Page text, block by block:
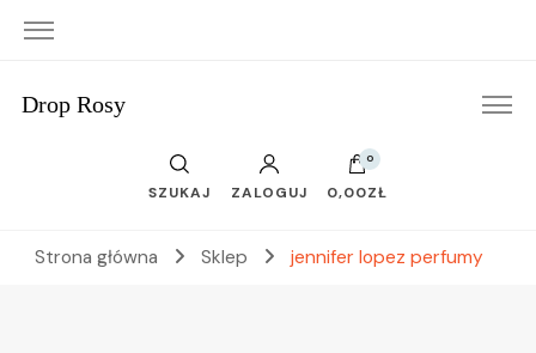
Drop Rosy
SZUKAJ ZALOGUJ
0
0,00ZŁ
Strona główna Sklep jennifer lopez perfumy